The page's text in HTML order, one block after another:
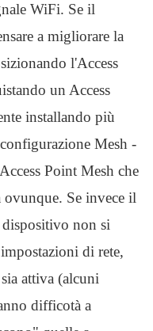
WiFi. Se il
a migliorare la
l'Access
un Access
installando più
Mesh -
Point Mesh che
ovunque. Se invece il
non si
di rete,
attiva (alcuni
difficotà a